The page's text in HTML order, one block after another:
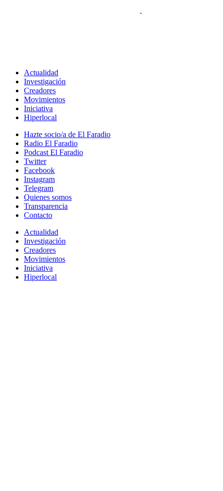
Actualidad
Investigación
Creadores
Movimientos
Iniciativa
Hiperlocal
Hazte socio/a de El Faradio
Radio El Faradio
Podcast El Faradio
Twitter
Facebook
Instagram
Telegram
Quienes somos
Transparencia
Contacto
Actualidad
Investigación
Creadores
Movimientos
Iniciativa
Hiperlocal